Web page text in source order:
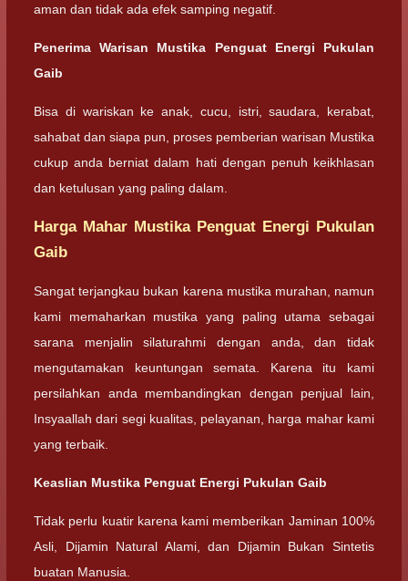
aman dan tidak ada efek samping negatif.
Penerima Warisan Mustika Penguat Energi Pukulan
Gaib
Bisa di wariskan ke anak, cucu, istri, saudara, kerabat,
sahabat dan siapa pun, proses pemberian warisan Mustika
cukup anda berniat dalam hati dengan penuh keikhlasan
dan ketulusan yang paling dalam.
Harga Mahar Mustika Penguat Energi Pukulan
Gaib
Sangat terjangkau bukan karena mustika murahan, namun
kami memaharkan mustika yang paling utama sebagai
sarana menjalin silaturahmi dengan anda, dan tidak
mengutamakan keuntungan semata. Karena itu kami
persilahkan anda membandingkan dengan penjual lain,
Insyaallah dari segi kualitas, pelayanan, harga mahar kami
yang terbaik.
Keaslian Mustika Penguat Energi Pukulan Gaib
Tidak perlu kuatir karena kami memberikan Jaminan 100%
Asli, Dijamin Natural Alami, dan Dijamin Bukan Sintetis
buatan Manusia.